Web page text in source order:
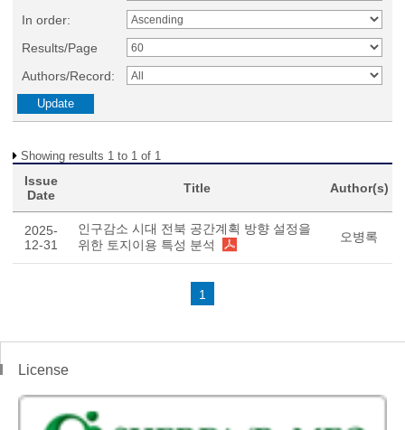
In order:
Results/Page
Authors/Record:
Showing results 1 to 1 of 1
Issue
Date
Title Author(s)
2025-
12-31
인구감소 시대 전북 공간계획 방향 설정을
위한 토지이용 특성 분석
오병록
1
License